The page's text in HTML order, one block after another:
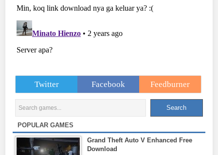
Twitter Facebook Feedburner
POPULAR GAMES
Grand Theft Auto V Enhanced Free
Download